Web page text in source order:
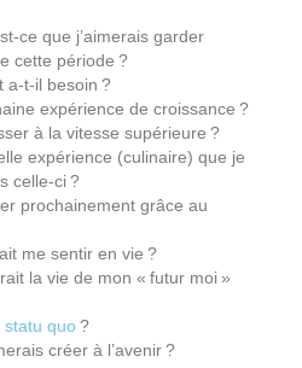
ce que j’aimerais garder
cette période ?
a-t-il besoin ?
expérience de croissance ?
à la vitesse supérieure ?
expérience (culinaire) que je
celle-ci ?
prochainement grâce au
me sentir en vie ?
la vie de mon « futur moi »
statu quo?
créer à l’avenir ?